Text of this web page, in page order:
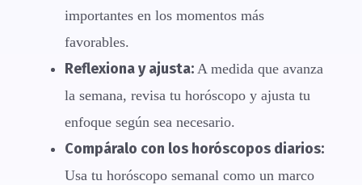
importantes en los momentos más
favorables.
Reflexiona y ajusta: A medida que avanza
la semana, revisa tu horóscopo y ajusta tu
enfoque según sea necesario.
Compáralo con los horóscopos diarios:
Usa tu horóscopo semanal como un marco